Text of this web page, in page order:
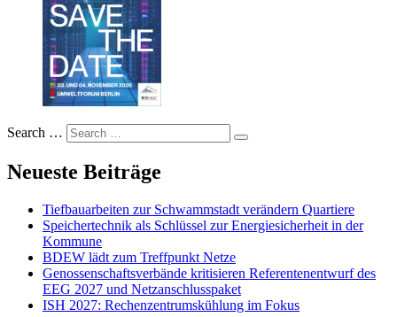
Search …
Neueste Beiträge
Tiefbauarbeiten zur Schwammstadt verändern Quartiere
Speichertechnik als Schlüssel zur Energiesicherheit in der
Kommune
BDEW lädt zum Treffpunkt Netze
Genossenschaftsverbände kritisieren Referentenentwurf des
EEG 2027 und Netzanschlusspaket
ISH 2027: Rechenzentrumskühlung im Fokus